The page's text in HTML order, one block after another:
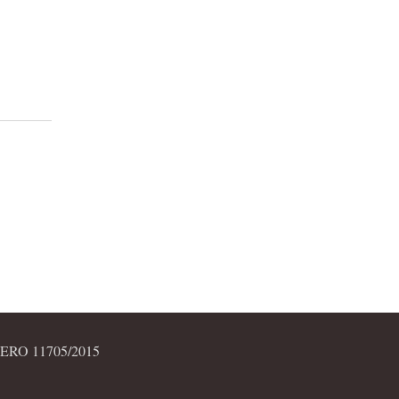
11705/2015